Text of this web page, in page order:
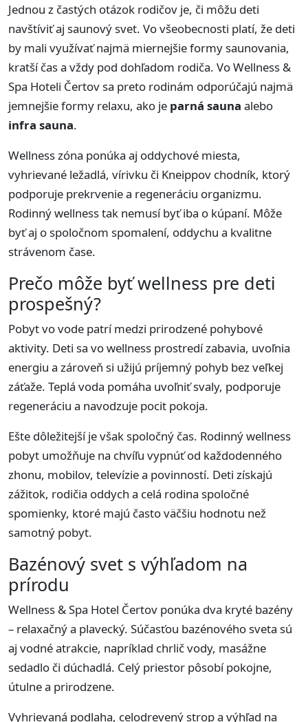
Jednou z častých otázok rodičov je, či môžu deti
navštíviť aj saunový svet. Vo všeobecnosti platí, že deti
by mali využívať najmä miernejšie formy saunovania,
kratší čas a vždy pod dohľadom rodiča. Vo Wellness &
Spa Hoteli Čertov sa preto rodinám odporúčajú najmä
jemnejšie formy relaxu, ako je parná sauna alebo
infra sauna.
Wellness zóna ponúka aj oddychové miesta,
vyhrievané ležadlá, vírivku či Kneippov chodník, ktorý
podporuje prekrvenie a regeneráciu organizmu.
Rodinný wellness tak nemusí byť iba o kúpaní. Môže
byť aj o spoločnom spomalení, oddychu a kvalitne
strávenom čase.
Prečo môže byť wellness pre deti
prospešný?
Pobyt vo vode patrí medzi prirodzené pohybové
aktivity. Deti sa vo wellness prostredí zabavia, uvoľnia
energiu a zároveň si užijú príjemný pohyb bez veľkej
záťaže. Teplá voda pomáha uvoľniť svaly, podporuje
regeneráciu a navodzuje pocit pokoja.
Ešte dôležitejší je však spoločný čas. Rodinný wellness
pobyt umožňuje na chvíľu vypnúť od každodenného
zhonu, mobilov, televízie a povinností. Deti získajú
zážitok, rodičia oddych a celá rodina spoločné
spomienky, ktoré majú často väčšiu hodnotu než
samotný pobyt.
Bazénový svet s výhľadom na
prírodu
Wellness & Spa Hotel Čertov ponúka dva kryté bazény
– relaxačný a plavecký. Súčasťou bazénového sveta sú
aj vodné atrakcie, napríklad chrlič vody, masážne
sedadlo či dúchadlá. Celý priestor pôsobí pokojne,
útulne a prirodzene.
Vyhrievaná podlaha, celodrevený strop a výhľad na